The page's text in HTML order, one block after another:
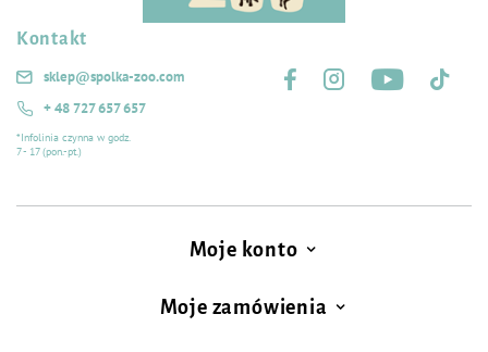
Kontakt
sklep@spolka-zoo.com
+ 48 727 657 657
*Infolinia czynna w godz.
7 - 17 (pon.-pt.)
Moje konto
Moje zamówienia